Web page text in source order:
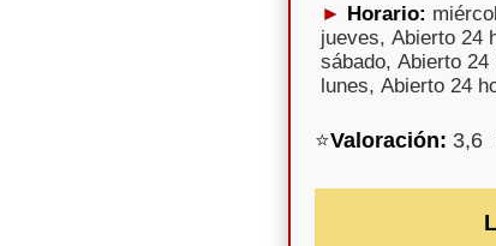
Horario:
jueves, Abierto 24
sábado, Abierto
lunes, Abierto 24
⭐Valoración: 3,6